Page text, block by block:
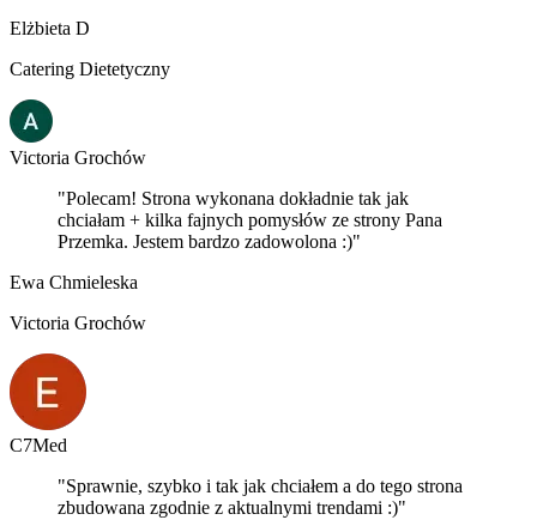
Elżbieta D
Catering Dietetyczny
Victoria Grochów
"Polecam! Strona wykonana dokładnie tak jak
chciałam + kilka fajnych pomysłów ze strony Pana
Przemka. Jestem bardzo zadowolona :)"
Ewa Chmieleska
Victoria Grochów
C7Med
"Sprawnie, szybko i tak jak chciałem a do tego strona
zbudowana zgodnie z aktualnymi trendami :)"